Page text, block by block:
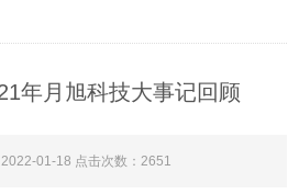
年月旭科技大事记回顾
01-18 点击次数：2651